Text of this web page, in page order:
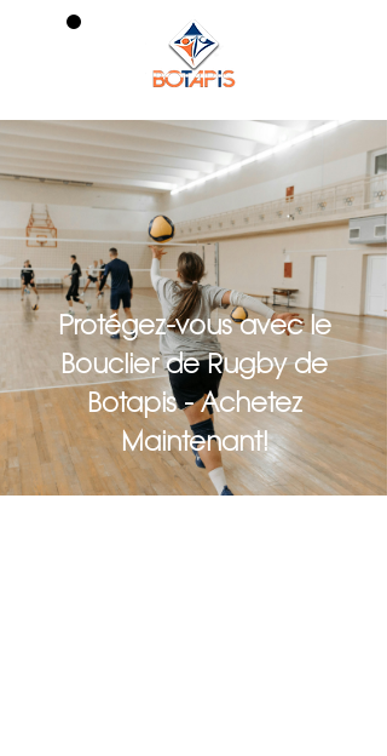
Protégez-vous avec le
Bouclier de Rugby de
Botapis - Achetez
Maintenant!